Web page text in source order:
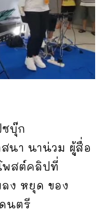
ซบุ๊ก
สนา นาน่วม ผู้สื่อ
พสต์คลิปที่
ง หยุด ของ
นตรี